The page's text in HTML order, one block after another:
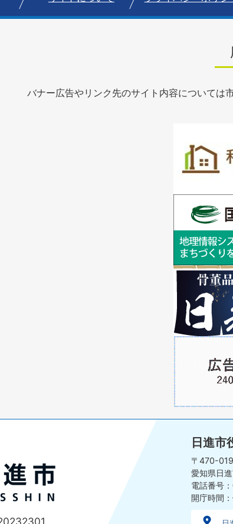
バナー広告やリンク先のサイト内容については
の
ド
目
の
ス
ラ
1
の
ス
ラ
イ
ド
1
枚
目
の
ス
日進市
〒470-
愛知県日
電話番号
開庁時間